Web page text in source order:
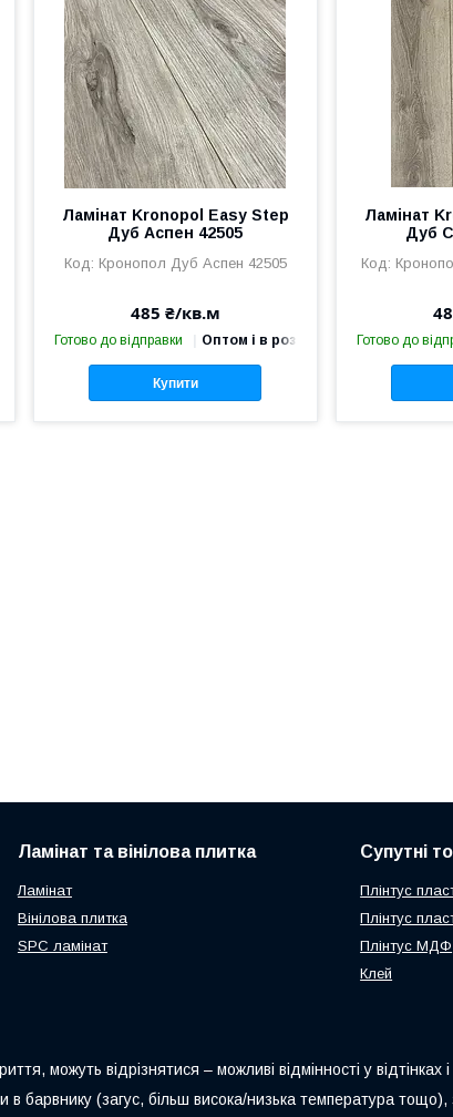
Ламінат Kronopol Easy Step
Дуб Аспен 42505
Кронопол Дуб Аспен 42505
485 ₴/кв.м
Готово до відправки Оптом і в роздріб
Купити
Ламінат
Дуб
Готово до
Ламінат та вінілова плитка
Ламінат
Вінілова плитка
SPC ламінат
Супутні
Плінтус
Плінтус
Плінтус МДФ
Клей
можуть відрізнятися – можливі відмінності у відтінках
барвнику (загус, більш висока/низька температура